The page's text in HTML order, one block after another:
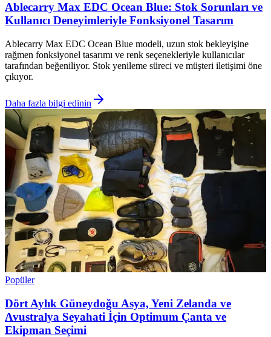
Ablecarry Max EDC Ocean Blue: Stok Sorunları ve
Kullanıcı Deneyimleriyle Fonksiyonel Tasarım
Ablecarry Max EDC Ocean Blue modeli, uzun stok bekleyişine
rağmen fonksiyonel tasarımı ve renk seçenekleriyle kullanıcılar
tarafından beğeniliyor. Stok yenileme süreci ve müşteri iletişimi öne
çıkıyor.
Daha fazla bilgi edinin
Popüler
Dört Aylık Güneydoğu Asya, Yeni Zelanda ve
Avustralya Seyahati İçin Optimum Çanta ve
Ekipman Seçimi